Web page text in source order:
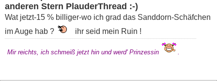
anderen Stern PlauderThread :-)
Wat jetzt-15 % billiger-wo ich grad das Sanddorn-Schäfchen
im Auge hab ?
ihr seid mein Ruin !
Mir reichts, ich schmeiß jetzt hin und werd' Prinzessin .